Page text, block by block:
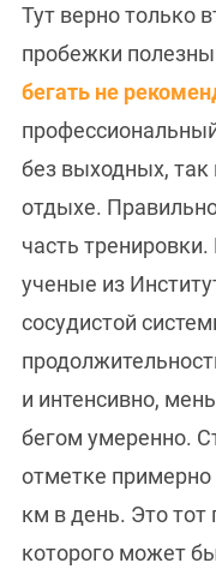
Тут верно только
пробежки
бегать не
без выходных, так
отдыхе.
часть
ученые из
сосудистой
и интенсивно,
бегом умеренно.
отметке примерно
км в день. Это
которого может